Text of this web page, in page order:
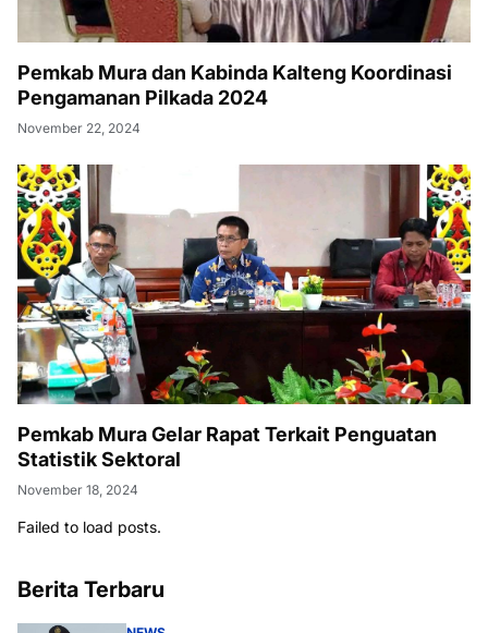
Pemkab Mura dan Kabinda Kalteng Koordinasi
Pengamanan Pilkada 2024
November 22, 2024
Pemkab Mura Gelar Rapat Terkait Penguatan
Statistik Sektoral
November 18, 2024
Failed to load posts.
Berita Terbaru